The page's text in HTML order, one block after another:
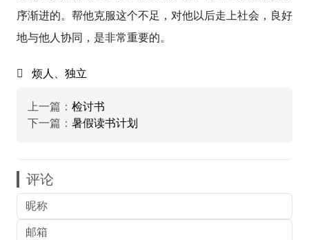
序渐进的。帮他克服这个不足，对他以后走上社会，良好
地与他人协同，是非常重要的。
烦人 独立
上一篇： 检讨书
下一篇： 暑假读书计划
评论